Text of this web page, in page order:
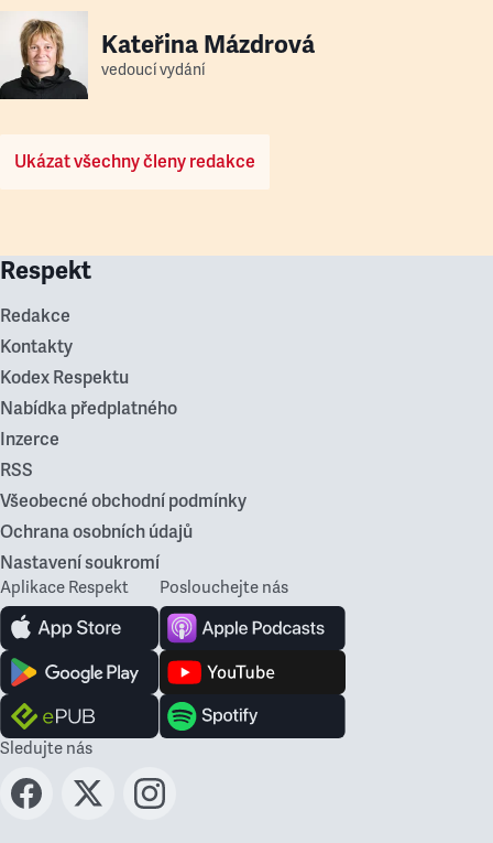
Kateřina Mázdrová
vedoucí vydání
Ukázat všechny členy redakce
Respekt
Redakce
Kontakty
Kodex Respektu
Nabídka předplatného
Inzerce
RSS
Všeobecné obchodní podmínky
Ochrana osobních údajů
Nastavení soukromí
Aplikace Respekt Poslouchejte nás
Sledujte nás